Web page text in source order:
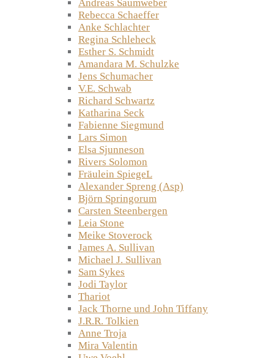
Andreas Saumweber
Rebecca Schaeffer
Anke Schlachter
Regina Schleheck
Esther S. Schmidt
Amandara M. Schulzke
Jens Schumacher
V.E. Schwab
Richard Schwartz
Katharina Seck
Fabienne Siegmund
Lars Simon
Elsa Sjunneson
Rivers Solomon
Fräulein SpiegeL
Alexander Spreng (Asp)
Björn Springorum
Carsten Steenbergen
Leia Stone
Meike Stoverock
James A. Sullivan
Michael J. Sullivan
Sam Sykes
Jodi Taylor
Thariot
Jack Thorne und John Tiffany
J.R.R. Tolkien
Anne Troja
Mira Valentin